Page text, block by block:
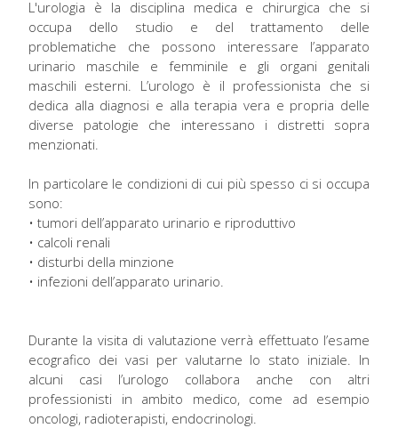
L'urologia è la disciplina medica e chirurgica che si
occupa dello studio e del trattamento delle
problematiche che possono interessare l’apparato
urinario maschile e femminile e gli organi genitali
maschili esterni. L’urologo è il professionista che si
dedica alla diagnosi e alla terapia vera e propria delle
diverse patologie che interessano i distretti sopra
menzionati.
In particolare le condizioni di cui più spesso ci si occupa
sono:
• tumori dell’apparato urinario e riproduttivo
• calcoli renali
• disturbi della minzione
• infezioni dell’apparato urinario.
Durante la visita di valutazione verrà effettuato l’esame
ecografico dei vasi per valutarne lo stato iniziale. In
alcuni casi l’urologo collabora anche con altri
professionisti in ambito medico, come ad esempio
oncologi, radioterapisti, endocrinologi.